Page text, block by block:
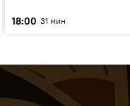
18:00 31 мин